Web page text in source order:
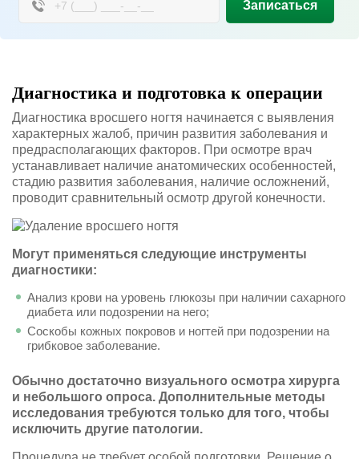
Записаться
Диагностика и подготовка к операции
Диагностика вросшего ногтя начинается с выявления
характерных жалоб, причин развития заболевания и
предрасполагающих факторов. При осмотре врач
устанавливает наличие анатомических особенностей,
стадию развития заболевания, наличие осложнений,
проводит сравнительный осмотр другой конечности.
Могут применяться следующие инструменты
диагностики:
Анализ крови на уровень глюкозы при наличии сахарного
диабета или подозрении на него;
Соскобы кожных покровов и ногтей при подозрении на
грибковое заболевание.
Обычно достаточно визуального осмотра хирурга
и небольшого опроса. Дополнительные методы
исследования требуются только для того, чтобы
исключить другие патологии.